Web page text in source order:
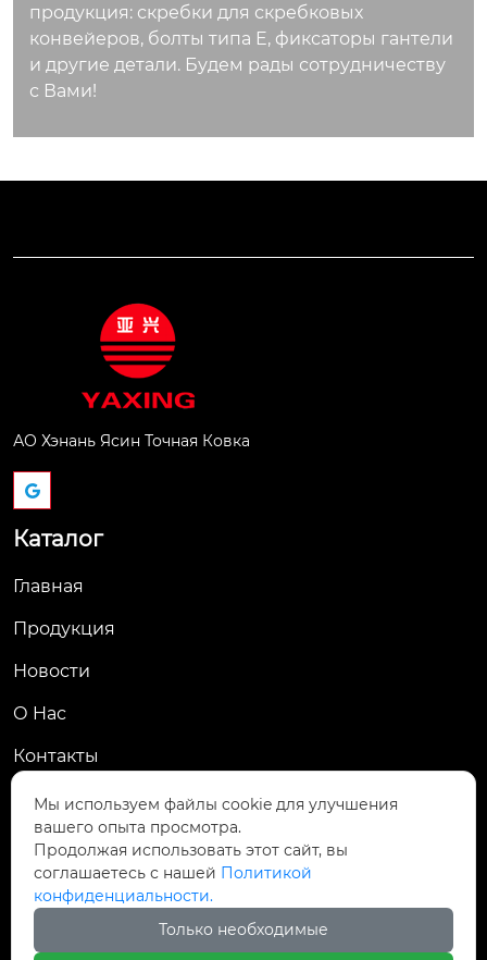
продукция: скребки для скребковых
конвейеров, болты типа E, фиксаторы гантели
и другие детали. Будем рады сотрудничеству
с Вами!
АО Хэнань Ясин Точная Ковка
Каталог
Главная
Продукция
Новости
О Hас
Контакты
Контакты

Пров. Хэнань, г. Цзяоцзо, уезд Учжи, промзона
Чжаньдянь, ул. Промышленная Средняя
+86-18237110602
Мы используем файлы cookie для улучшения
вашего опыта просмотра.
Продолжая использовать этот сайт, вы
соглашаетесь с нашей Политикой
конфиденциальности.
Только необходимые